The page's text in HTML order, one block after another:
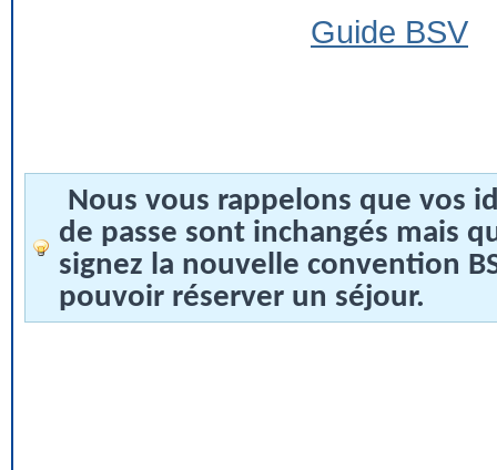
Guide BSV
Nous vous rappelons que vos
de passe sont inchangés mais
signez la nouvelle convention
pouvoir réserver un séjour.